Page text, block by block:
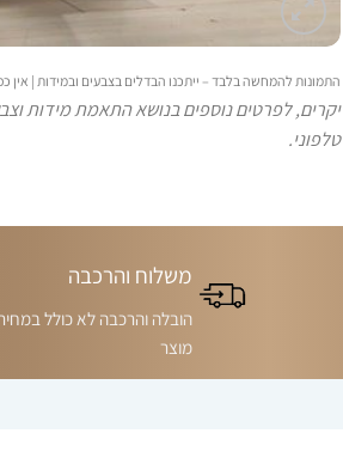
התמונות להמחשה בלבד – ייתכנו הבדלים בצבעים ובמידות |
יקרים, לפרטים נוספים בנושא התאמת מידות
טלפוני.
משלוח והרכבה
הובלה והרכבה לא כולל
מוצר